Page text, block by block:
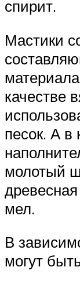
спирит.
Мастики
качестве
песок. А в
молотый
мел.
В
могут